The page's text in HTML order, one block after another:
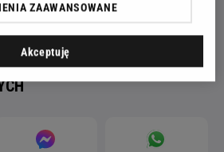
ZAAWANSOWANE
Akceptuję